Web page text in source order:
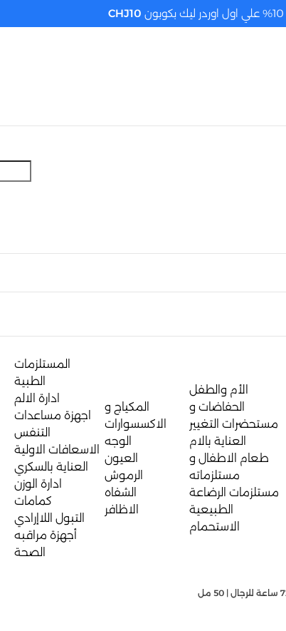
الأم والطفل
الحفاضات و
مستحضرات التغيير
العناية بالام
طعام الاطفال و
مستلزماته
مستلزمات الرضاعة
الطبيعية
الاستحمام
المكياج و
الاكسسوارات
الوجه
العيون
الرموش
الشفاه
الاظافر
المستلزمات
الطبية
ادارة الالم
اجهزة مساعدات
التنفس
الاسعافات الاولية
العناية بالسكري
ادارة الوزن
كمامات
التبول اللاإرادي
أجهزة مراقبه
الصحة
CHJ10